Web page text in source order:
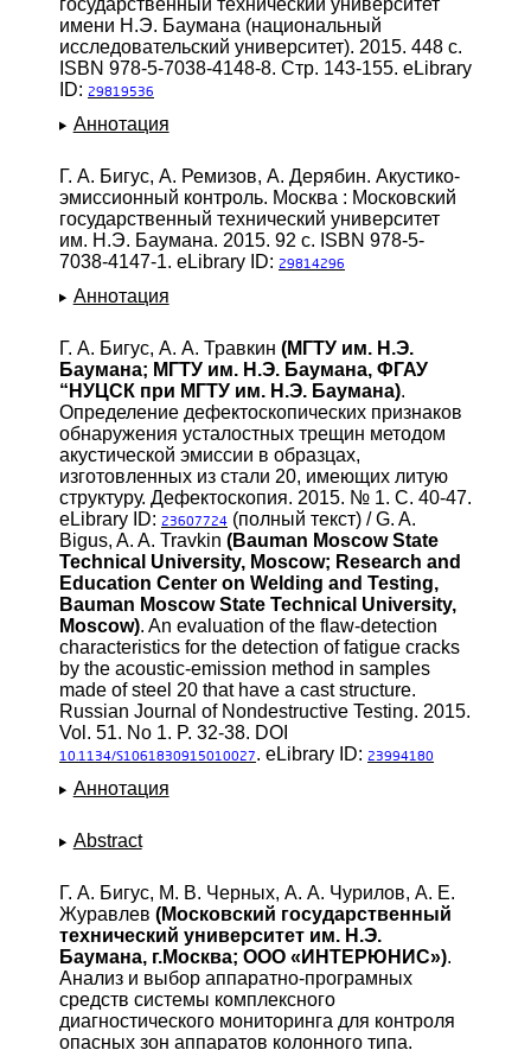
имени Н.Э. Баумана (национальный
исследовательский университет). 2015. 448 с.
ISBN 978-5-7038-4148-8. Стр. 143-155. eLibrary
ID: 29819536
Аннотация
Г. А. Бигус, А. Ремизов, А. Дерябин. Акустико-
эмиссионный контроль. Москва : Московский
государственный технический университет
им. Н.Э. Баумана. 2015. 92 с. ISBN 978-5-
7038-4147-1. eLibrary ID: 29814296
Аннотация
Г. А. Бигус, А. А. Травкин (МГТУ им. Н.Э.
Баумана; МГТУ им. Н.Э. Баумана, ФГАУ
“НУЦСК при МГТУ им. Н.Э. Баумана).
Определение дефектоскопических признаков
обнаружения усталостных трещин методом
акустической эмиссии в образцах,
изготовленных из стали 20, имеющих литую
структуру. Дефектоскопия. 2015. № 1. С. 40-47.
eLibrary ID: 23607724 (полный текст) / G. A.
Bigus, A. A. Travkin (Bauman Moscow State
Technical University, Moscow; Research and
Education Center on Welding and Testing,
Bauman Moscow State Technical University,
Moscow). An evaluation of the flaw-detection
characteristics for the detection of fatigue cracks
by the acoustic-emission method in samples
made of steel 20 that have a cast structure.
Russian Journal of Nondestructive Testing. 2015.
Vol. 51. No 1. P. 32-38. DOI
10.1134/S1061830915010027. eLibrary ID: 23994180
Аннотация
Abstract
Г. А. Бигус, М. В. Черных, А. А. Чурилов, А. Е.
Журавлев (Московский государственный
технический университет им. Н.Э.
Баумана, г.Москва; ООО «ИНТЕРЮНИС»).
Анализ и выбор аппаратно-програмных
средств системы комплексного
диагностического мониторинга для контроля
опасных зон аппаратов колонного типа.